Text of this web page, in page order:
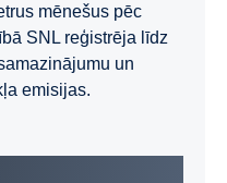
mēnešus pēc
SNL reģistrēja līdz
un
emisijas.